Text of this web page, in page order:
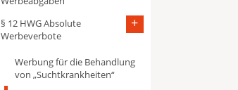
§ 12 HWG Absolute
Werbeverbote
Werbung für die Behandlung
von „Suchtkrankheiten“